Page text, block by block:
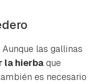
las gallinas
la hierba que
es necesario